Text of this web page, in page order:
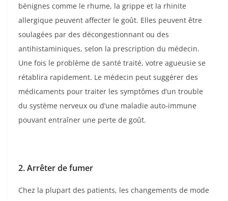
bénignes comme le rhume, la grippe et la rhinite
allergique peuvent affecter le goût. Elles peuvent être
soulagées par des décongestionnant ou des
antihistaminiques, selon la prescription du médecin.
Une fois le problème de santé traité, votre agueusie se
rétablira rapidement. Le médecin peut suggérer des
médicaments pour traiter les symptômes d’un trouble
du système nerveux ou d’une maladie auto-immune
pouvant entraîner une perte de goût.
2. Arrêter de fumer
Chez la plupart des patients, les changements de mode